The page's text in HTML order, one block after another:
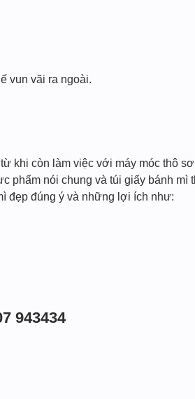
vun vãi ra ngoài.
khi còn làm việc với máy móc thô
phẩm nói chung và túi giấy bánh mì
đẹp đúng ý và những lợi ích như:
943434